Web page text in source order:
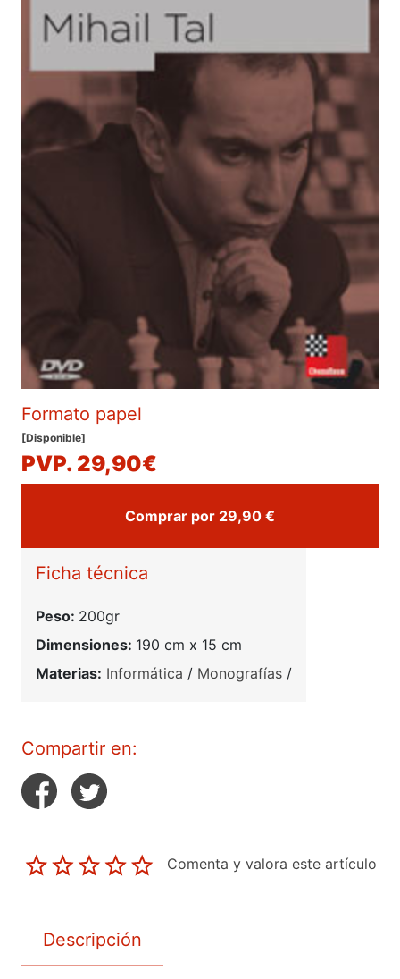
Formato papel
[Disponible]
PVP. 29,90€
Comprar por 29,90 €
Ficha técnica
Peso: 200gr
Dimensiones: 190 cm x 15 cm
Materias: Informática / Monografías /
Compartir en:
Comenta y valora este artículo
Descripción